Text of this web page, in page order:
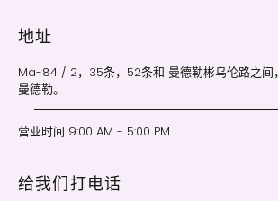
地址
Ma-84 / 2，35条，52条和 曼德勒彬乌伦路之间
曼德勒。
营业时间 9:00 AM - 5:00 PM
给我们打电话